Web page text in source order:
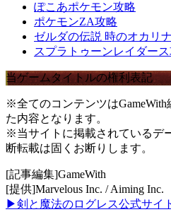
ぽこあポケモン攻略
ポケモンZA攻略
ゼルダの伝説 時のオカリ
スプラトゥーンレイダー
当ゲームタイトルの権利表記
※全てのコンテンツは
た内容となります。
※当サイトに掲載されているデ
断転載は固くお断りします。
[記事編集]GameWith
[提供]Marvelous Inc. / Aiming Inc.
▶剣と魔法のログレス公式サイ